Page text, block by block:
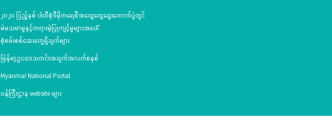
၂၀၂၀ ပြည့်နှစ် ပါတီစုံဒီမိုကရေစီအထွေထွေရွေးကောက်ပွဲတွင်
မဲမသမာမှုနှင့်တရားမဲ့ပြုကျင့်မှုများအပေါ်
စုံစမ်းစစ်ဆေးတွေ့ရှိချက်များ
မြန်မာ့ဥပဒေသတင်းအချက်အလက်စနစ်
Myanmar National Portal
ဝန်ကြီးဌာန website များ